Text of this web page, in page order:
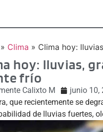
» Clima » Clima hoy:
hoy: lluvias,
frío
Calixto M junio 10,
que recientemente se
de lluvias fuertes,